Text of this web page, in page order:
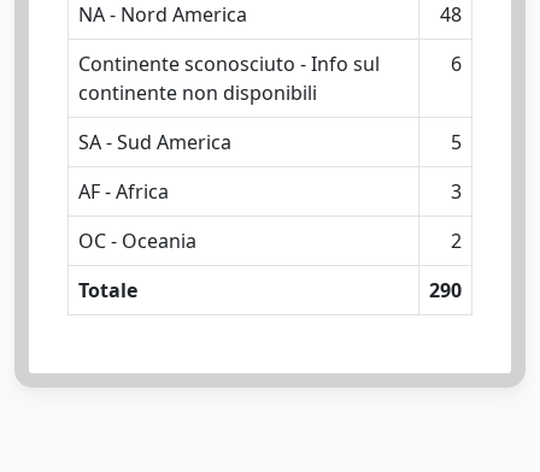
NA - Nord America
48
Continente sconosciuto - Info sul
continente non disponibili
6
SA - Sud America
5
AF - Africa
3
OC - Oceania
2
Totale
290